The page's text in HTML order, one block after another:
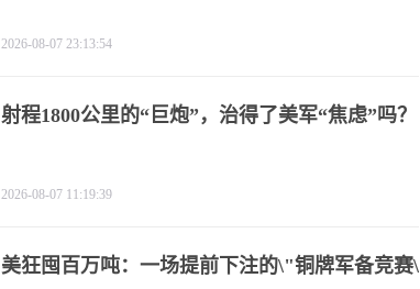
2026-08-07 23:13:54
射程1800公里的“巨炮”，治得了美军“焦虑”吗？
2026-08-07 11:19:39
美狂囤百万吨：一场提前下注的\"铜牌军备竞赛\"